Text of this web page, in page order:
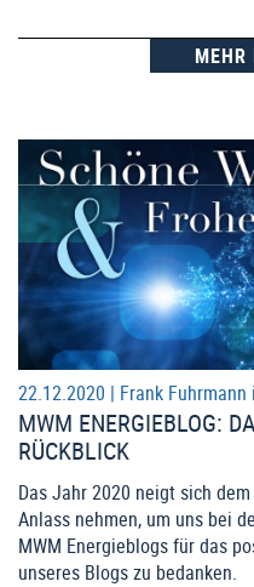
MEHR
22.12.2020 | Frank Fuhrmann
MWM ENERGIEBLOG:
RÜCKBLICK
Das Jahr 2020 neigt sich
Anlass nehmen, um uns bei
MWM Energieblogs für das
unseres Blogs zu bedanken.